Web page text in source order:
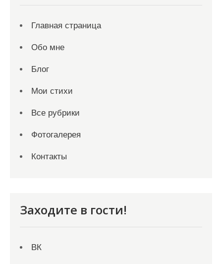
Главная страница
Обо мне
Блог
Мои стихи
Все рубрики
Фотогалерея
Контакты
Заходите в гости!
ВК